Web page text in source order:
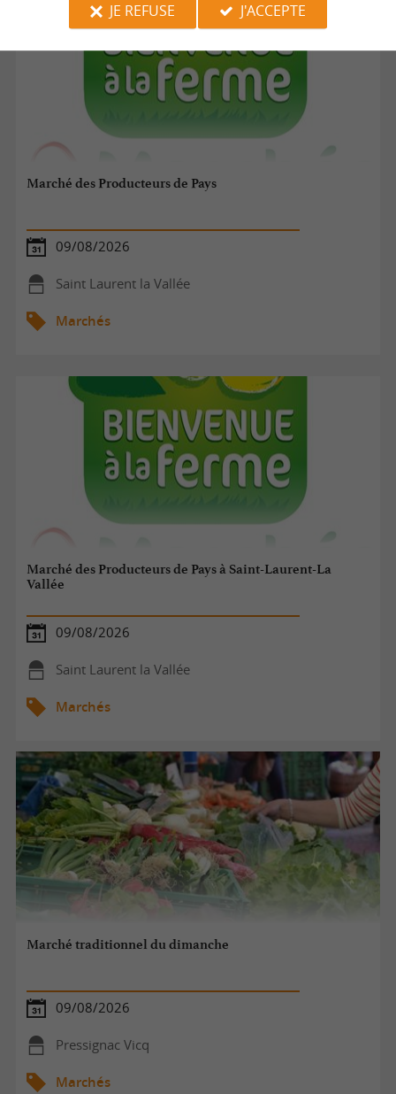
Marché des Producteurs de Pays
09/08/2026
Saint Laurent la Vallée
Marchés
Marché des Producteurs de Pays à Saint-Laurent-La
Vallée
09/08/2026
Saint Laurent la Vallée
Marchés
Marché traditionnel du dimanche
09/08/2026
Pressignac Vicq
Marchés
JE REFUSE
J'ACCEPTE